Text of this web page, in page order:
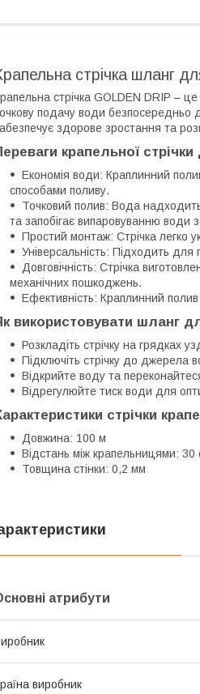
стрічка шланг
стрічка GOLDEN DRIP –
подачу води безпосередньо
здорове зростання та
крапельної
Економія води: Краплинний
способами поливу.
Точковий полив: Вода
та запобігає випаровуванню води з
Простий монтаж: Стрічка легко
Універсальність: Підходить для
Довговічність: Стрічка
механічних пошкоджень.
Ефективність: Краплинний
використовувати шланг
Розкладіть стрічку на грядках
Підключіть стрічку до
Відкрийте воду та
Відрегулюйте тиск води для
стрічки
Довжина: 100 м
Відстань між крапельницями: 30
Товщина стінки: 0,2 мм
атрибути
виробник